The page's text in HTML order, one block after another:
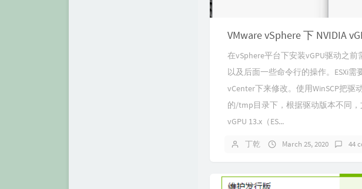
VMware vSphere 下 NVIDIA
在vSphere平台下安装vGPU驱动之
以及后面一些命令行的操作。ESXi
vCenter下来修改。使用WinSCP把驱
的/tmp目录下，根据驱动版本不同
vGPU 13.x（ES...
丁乾 March 25, 2020 44